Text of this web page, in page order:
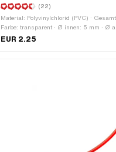
(22)
Material: Polyvinylchlorid (PVC) ·
Farbe: transparent · Ø innen: 5 mm · Ø
EUR 2.25